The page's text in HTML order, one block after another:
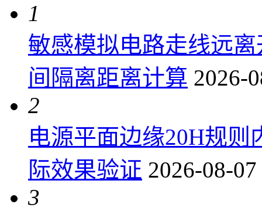
1
敏感模拟电路走线远
间隔离距离计算 2026-
2
电源平面边缘20H规
际效果验证 2026-08-
3